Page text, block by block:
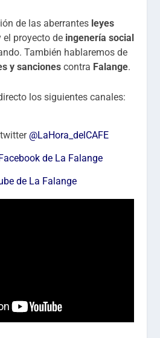
de las aberrantes leyes
el proyecto de ingenería social
También hablaremos de
y sanciones contra Falange.
los siguientes canales:
@LaHora_delCAFE
de La Falange
de La Falange